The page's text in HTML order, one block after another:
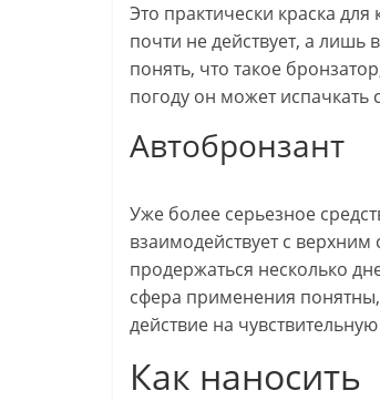
Это практически краска
почти не действует, а
понять, что такое
погоду он может испачкать
Автобронзант
Уже более серьезное
взаимодействует с
продержаться несколько
сфера применения понятны,
действие на
Как наносить